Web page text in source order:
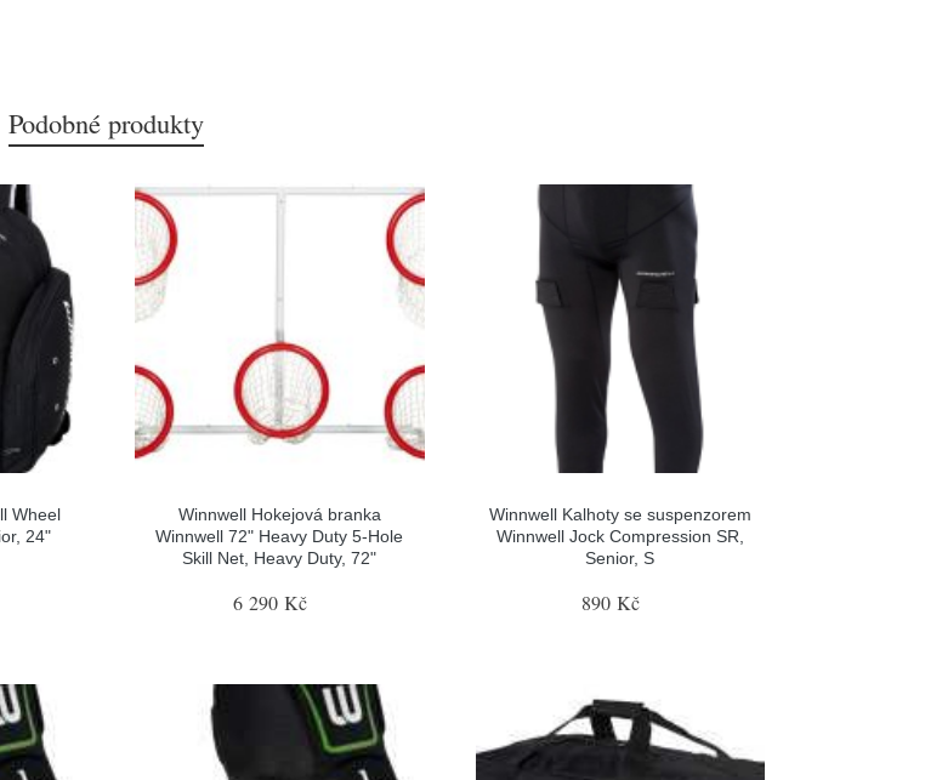
Podobné produkty
Wheel
24"
Winnwell Hokejová branka
Winnwell 72" Heavy Duty 5-Hole
Skill Net, Heavy Duty, 72"
6 290 Kč
Winnwell Kalhoty se suspenzorem
Winnwell Jock Compression SR,
Senior, S
890 Kč